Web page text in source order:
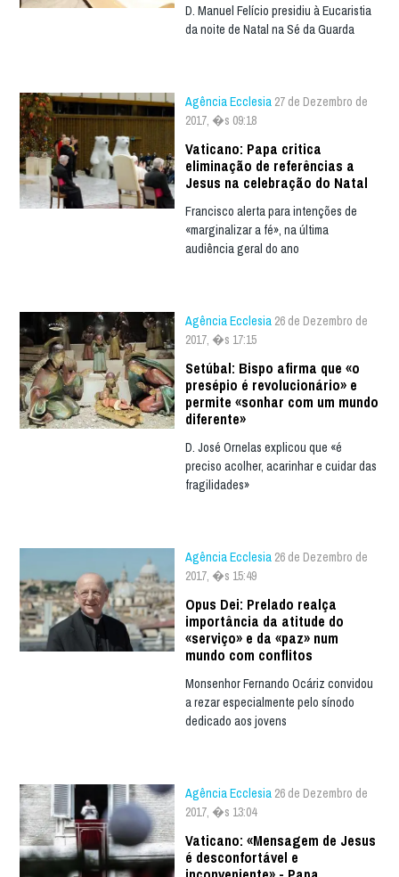
D. Manuel Felício presidiu à Eucaristia
da noite de Natal na Sé da Guarda
Agência Ecclesia 27 de Dezembro de
2017, �s 09:18
Vaticano: Papa critica
eliminação de referências a
Jesus na celebração do Natal
Francisco alerta para intenções de
«marginalizar a fé», na última
audiência geral do ano
Agência Ecclesia 26 de Dezembro de
2017, �s 17:15
Setúbal: Bispo afirma que «o
presépio é revolucionário» e
permite «sonhar com um mundo
diferente»
D. José Ornelas explicou que «é
preciso acolher, acarinhar e cuidar das
fragilidades»
Agência Ecclesia 26 de Dezembro de
2017, �s 15:49
Opus Dei: Prelado realça
importância da atitude do
«serviço» e da «paz» num
mundo com conflitos
Monsenhor Fernando Ocáriz convidou
a rezar especialmente pelo sínodo
dedicado aos jovens
Agência Ecclesia 26 de Dezembro de
2017, �s 13:04
Vaticano: «Mensagem de Jesus
é desconfortável e